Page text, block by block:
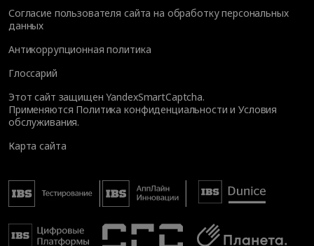
Согласие пользователя сайта на обработку персональных
данных
Антикоррупционная политика
Глоссарий
Этот сайт защищен YandexSmartCaptcha.
Применяются Политика конфиденциальности иУсловия
обслуживания.
Карта сайта